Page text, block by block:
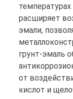
температурах
расширяет
эмали,
грунт-эмаль
от
кислот и